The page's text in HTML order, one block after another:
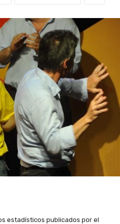
estadísticos publicados por el